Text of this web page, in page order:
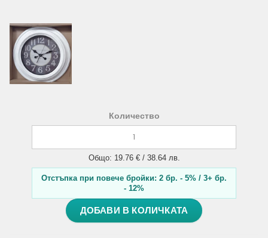
Количество
Общо: 19.76 € / 38.64 лв.
Отстъпка при повече бройки: 2 бр. - 5% / 3+ бр.
- 12%
ДОБАВИ В КОЛИЧКАТА